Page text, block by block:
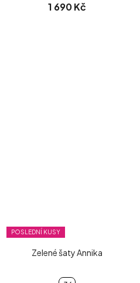
1 690 Kč
POSLEDNÍ KUSY
Zelené šaty Annika